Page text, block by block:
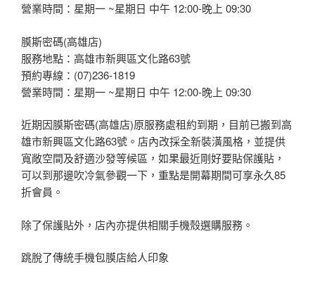
營業時間：星期一 ~星期日 中午 12:00-晚上 09:30
膜斯密碼(高雄店)
服務地點：高雄市新興區文化路63號
預約專線：(07)236-1819
營業時間：星期一 ~星期日 中午 12:00-晚上 09:30
近期因膜斯密碼(高雄店)原服務處租約到期，目前已搬到高
雄市新興區文化路63號。店內改採全新裝潢風格，並提供
寬敞空間及舒適沙發等候區，如果最近剛好要貼保護貼，
可以到那邊吹冷氣參觀一下，重點是開幕期間可享永久85
折會員。
除了保護貼外，店內亦提供相關手機殼選購服務。
跳脫了傳統手機包膜店給人印象